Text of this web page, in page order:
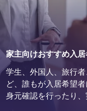
家主向けおすすめ入
学生、外国人、旅行
ど、誰もが入居希望
身元確認を行ったり